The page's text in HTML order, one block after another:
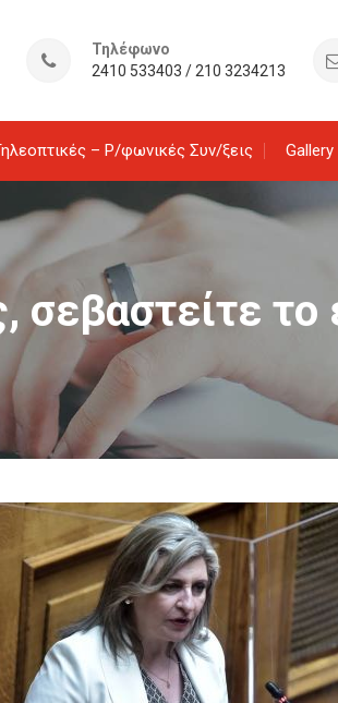
Τηλέφωνο
2410 533403 / 210 3234213
– Ρ/φωνικές Συν/ξεις Gallery
σεβαστείτε